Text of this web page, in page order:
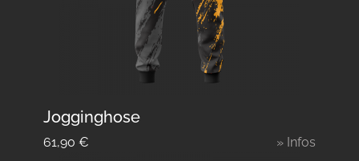
Jogginghose
61,90 € » Infos